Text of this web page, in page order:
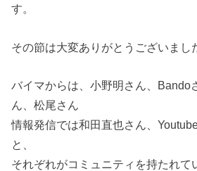
す。
その節は大変ありがとうございまし
バイマからは、小野明さん、Bando
ん、松尾さん
情報発信では和田直也さん、
と、
それぞれがコミュニティを持たれて